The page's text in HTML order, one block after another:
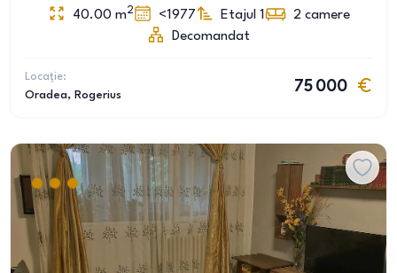
40.00 m2 <1977 Etajul 1 2 camere
Decomandat
Locație:
Oradea, Rogerius
75 000